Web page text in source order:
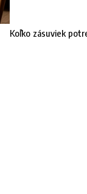
Koľko zásuviek